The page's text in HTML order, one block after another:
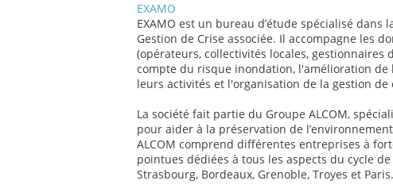
EXAMO
EXAMO est un bureau d’étude spécialisé
Gestion de Crise associée. Il accompagne les
(opérateurs, collectivités locales,
compte du risque inondation, l'amélioration
leurs activités et l'organisation de la gestion
La société fait partie du Groupe ALCOM,
pour aider à la préservation de
ALCOM comprend différentes entreprises à
pointues dédiées à tous les aspects du cycle
Strasbourg, Bordeaux, Grenoble, Troyes et Paris.